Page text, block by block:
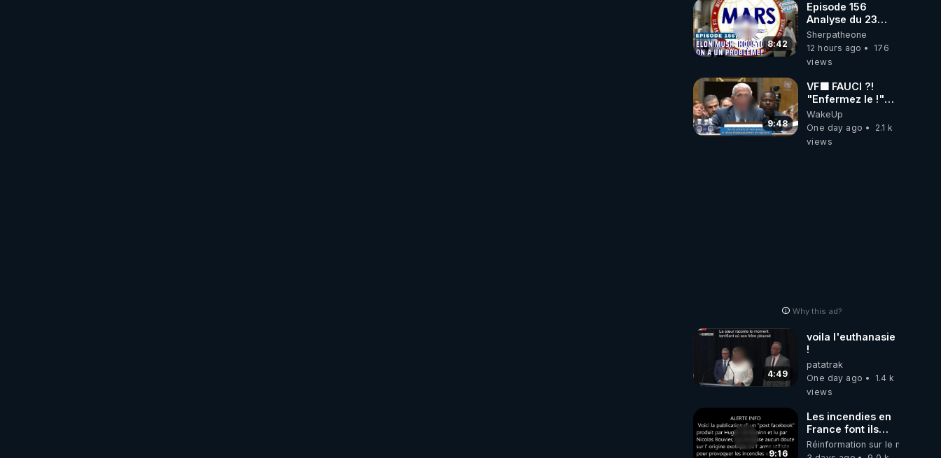
8:42
Episode 156
Analyse du 23
février 2025 Elon
Musk : Houston ,
on a un problème
Sherpatheone
12 hours ago
176
views
9:48
VF🟩 FAUCI ?!
"Enfermez le !"
(Lock him up!) -
Quartz Traduction
WakeUp
One day ago
2.1 k
views
Why this ad?
4:49
voila l'euthanasie
!
patatrak
One day ago
1.4 k
views
9:16
Les incendies en
France font ils
partie d' un plan
qui aurait débuté
Réinformation sur le monde